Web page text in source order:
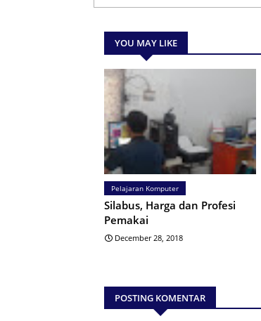
YOU MAY LIKE
Pelajaran Komputer
Silabus, Harga dan Profesi
Pemakai
December 28, 2018
POSTING KOMENTAR